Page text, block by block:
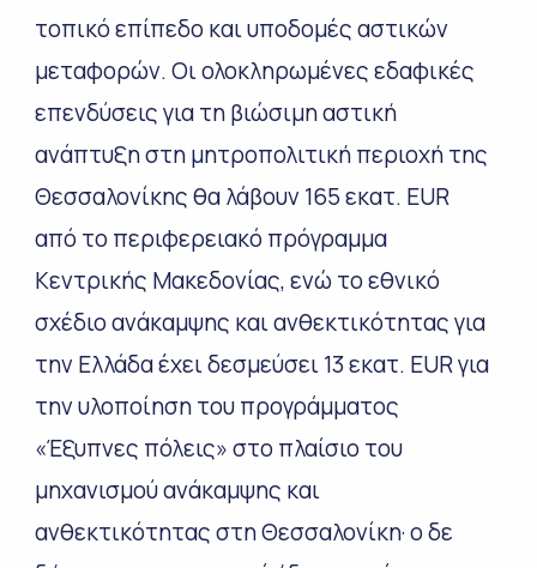
τοπικό επίπεδο και υποδομές αστικών
μεταφορών. Οι ολοκληρωμένες εδαφικές
επενδύσεις για τη βιώσιμη αστική
ανάπτυξη στη μητροπολιτική περιοχή της
Θεσσαλονίκης θα λάβουν 165 εκατ. EUR
από το περιφερειακό πρόγραμμα
Κεντρικής Μακεδονίας, ενώ το εθνικό
σχέδιο ανάκαμψης και ανθεκτικότητας για
την Ελλάδα έχει δεσμεύσει 13 εκατ. EUR για
την υλοποίηση του προγράμματος
«Έξυπνες πόλεις» στο πλαίσιο του
μηχανισμού ανάκαμψης και
ανθεκτικότητας στη Θεσσαλονίκη· ο δε